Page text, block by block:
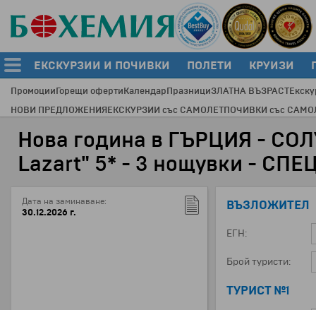
ЕКСКУРЗИИ И ПОЧИВКИ ПОЛЕТИ КРУИЗИ
ПромоцииГорещи офертиКалендарПразнициЗЛАТНА ВЪЗРАСТ
НОВИ ПРЕДЛОЖЕНИЯЕКСКУРЗИИ със САМОЛЕТПОЧИВКИ със
Нова година в ГЪРЦИЯ -
Lazart" 5* - 3 нощувки -
Дата на заминаване:
30.12.2026 г. ВЪЗЛОЖИТЕЛ
ЕГН:
Брой туристи:
ТУРИСТ №1